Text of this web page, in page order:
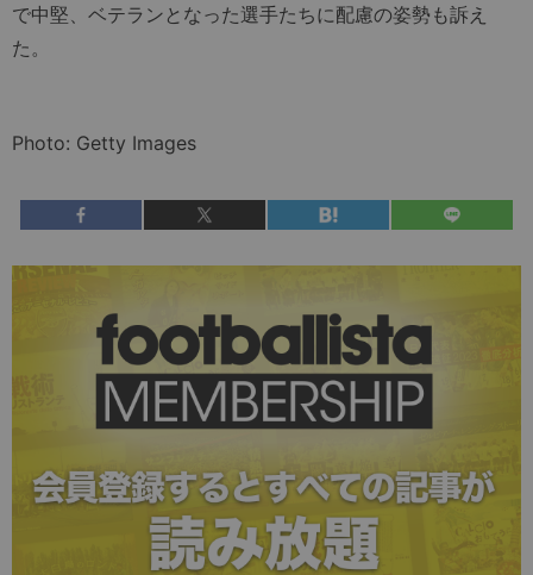
で中堅、ベテランとなった選手たちに配慮の姿勢も訴え
た。
Photo: Getty Images